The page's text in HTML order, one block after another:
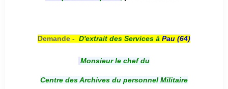
Demande - D'extrait des Services à Pau (64)
Monsieur le chef du
Centre des Archives du personnel Militaire